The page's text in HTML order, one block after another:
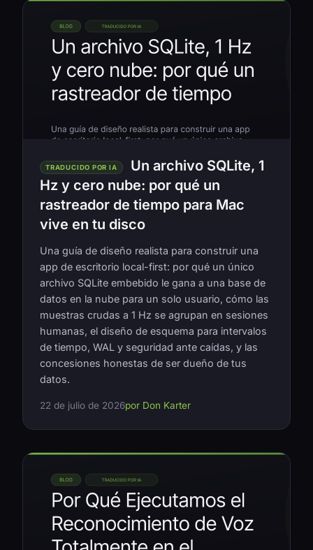
TRADUCIDO POR IA
Un archivo SQLite, 1
Hz y cero nube: por qué un
rastreador de tiempo para Mac
vive en tu disco
Una guía de diseño realista para construir una
app de escritorio local-first: por qué un único
archivo SQLite embebido le gana a una base de
datos en la nube para un solo usuario, cómo las
muestras crudas a 1 Hz se agrupan en sesiones
humanas, el diseño de esquema para intervalos
de tiempo, WAL y seguridad ante caídas, y las
concesiones honestas de ser dueño de tus
datos.
22 de julio de 2026por Don Karter